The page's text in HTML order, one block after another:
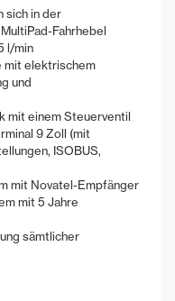
sich in der
Fahrhebel
l/min
mit elektrischem
und
mit einem Steuerventil
9 Zoll (mit
ISOBUS,
mit Novatel-Empfänger
mit 5 Jahre
sämtlicher